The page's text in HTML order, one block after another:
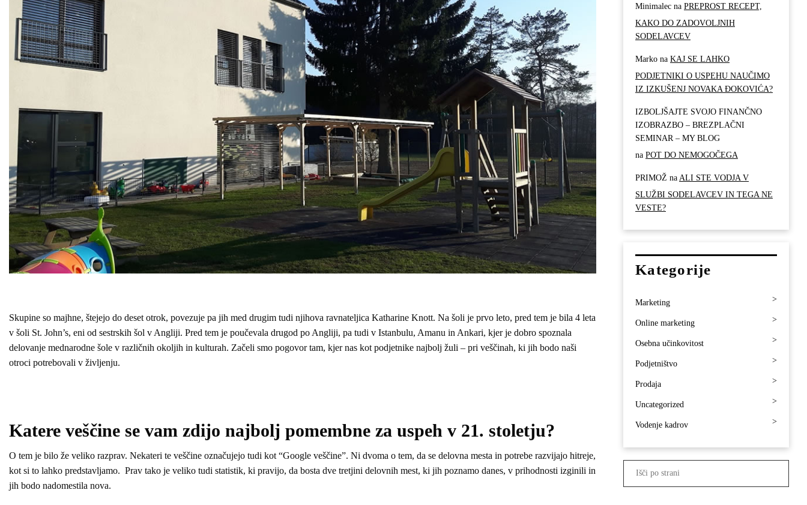
Skupine so majhne, štejejo do deset otrok, povezuje pa jih med drugim tudi njihova ravnateljica Katharine Knott. Na šoli je prvo leto, pred tem je bila 4 leta
v šoli St. John’s, eni od sestrskih šol v Angliji. Pred tem je poučevala drugod po Angliji, pa tudi v Istanbulu, Amanu in Ankari, kjer je dobro spoznala
delovanje mednarodne šole v različnih okoljih in kulturah. Začeli smo pogovor tam, kjer nas kot podjetnike najbolj žuli – pri veščinah, ki jih bodo naši
otroci potrebovali v življenju.
Katere veščine se vam zdijo najbolj pomembne za uspeh v 21. stoletju?
O tem je bilo že veliko razprav. Nekateri te veščine označujejo tudi kot “Google veščine”. Ni dvoma o tem, da se delovna mesta in potrebe razvijajo hitreje,
kot si to lahko predstavljamo. Prav tako je veliko tudi statistik, ki pravijo, da bosta dve tretjini delovnih mest, ki jih poznamo danes, v prihodnosti izginili in
jih bodo nadomestila nova.
Minimalec na PREPROST RECEPT,
KAKO DO ZADOVOLJNIH
SODELAVCEV
Marko na KAJ SE LAHKO
PODJETNIKI O USPEHU NAUČIMO
IZ IZKUŠENJ NOVAKA ĐOKOVIĆA?
IZBOLJŠAJTE SVOJO FINANČNO
IZOBRAZBO – BREZPLAČNI
SEMINAR – MY BLOG
na POT DO NEMOGOČEGA
PRIMOŽ na ALI STE VODJA V
SLUŽBI SODELAVCEV IN TEGA NE
VESTE?
Kategorije
Marketing
Online marketing
Osebna učinkovitost
Podjetništvo
Prodaja
Uncategorized
Vodenje kadrov